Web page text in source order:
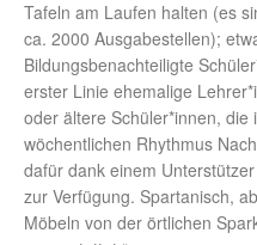
Tafeln am Laufen halten (es
ca. 2000 Ausgabestellen);
Bildungsbenachteiligte
erster Linie ehemalige
oder ältere Schüler*innen, die
wöchentlichen Rhythmus
dafür dank einem
zur Verfügung. Spartanisch,
Möbeln von der örtlichen